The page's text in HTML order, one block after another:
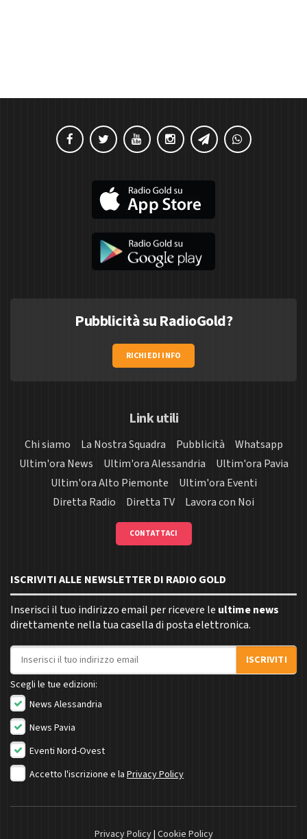
Pubblicità su RadioGold?
RICHIEDI INFO
Link utili
Chi siamo La Nostra Squadra Pubblicità
Whatsapp
Ultim'ora News
Ultim'ora Alessandria
Ultim'ora Pavia
Ultim'ora Alto Piemonte
Ultim'ora Eventi
Diretta Radio
Diretta TV Lavora con Noi
CONTATTACI
ISCRIVITI ALLE NEWSLETTER DI RADIO GOLD
Inserisci il tuo indirizzo email per ricevere le ultime news
direttamente nella tua casella di posta elettronica.
Indirizzo email
ISCRIVITI
Scegli le tue edizioni:
News Alessandria
News Pavia
Eventi Nord-Ovest
Accetto l'iscrizione e la Privacy Policy
Privacy Policy| Cookie Policy